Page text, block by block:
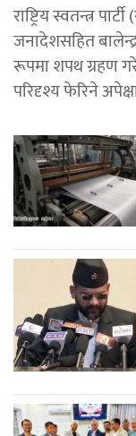
राष्ट्रिय स्वतन्त्र
जनादेशसहित
रूपमा शपथ ग्रहण
परिदृश्य फेरिने